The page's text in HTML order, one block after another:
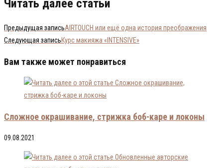
Читать далее статьи
Предыдущая записьAIRTOUCH или ещё одна история преображения
Следующая записьКурс макияжа «INTENSIVE»
Вам также может понравиться
Сложное окрашивание, стрижка боб-каре и локоны
09.08.2021